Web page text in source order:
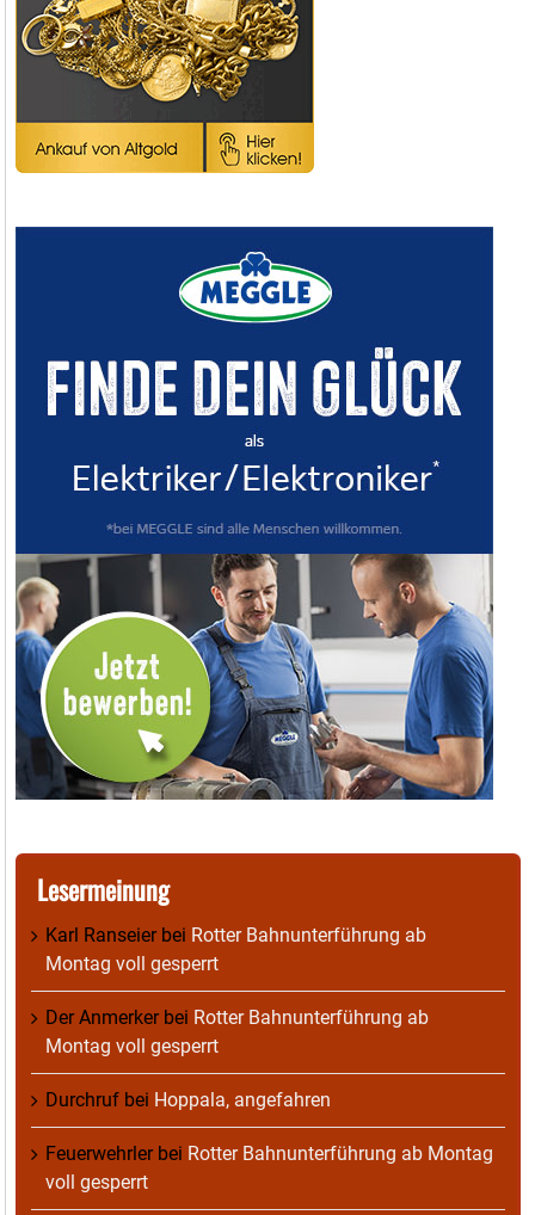
Lesermeinung
Karl Ranseierbei Rotter Bahnunterführung ab
Montag voll gesperrt
Der Anmerkerbei Rotter Bahnunterführung ab
Montag voll gesperrt
Durchruf bei Hoppala, angefahren
Feuerwehrlerbei Rotter Bahnunterführung ab Montag
voll gesperrt